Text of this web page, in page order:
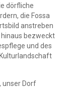
dörfliche
die Fossa
anstreben
bezweckt
und des
unser Dorf